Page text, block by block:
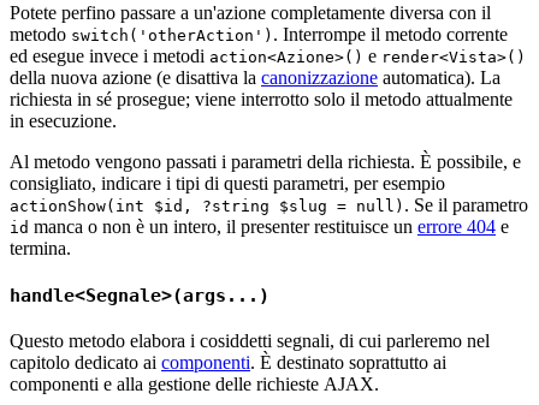
Potete perfino passare a un'azione completamente diversa con il
metodo switch('otherAction') . Interrompe il metodo corrente
ed esegue invece i metodi action<Azione>() e render<Vista>()
della nuova azione (e disattiva la canonizzazione automatica). La
richiesta in sé prosegue; viene interrotto solo il metodo attualmente
in esecuzione.
Al metodo vengono passati i parametri della richiesta. È possibile, e
consigliato, indicare i tipi di questi parametri, per esempio
actionShow(int $id, ?string $slug = null) . Se il parametro
id manca o non è un intero, il presenter restituisce un errore 404 e
termina.
handle<Segnale>(args...)
Questo metodo elabora i cosiddetti segnali, di cui parleremo nel
capitolo dedicato ai componenti. È destinato soprattutto ai
componenti e alla gestione delle richieste AJAX.